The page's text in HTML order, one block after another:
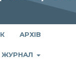
АРХІВ
ЖУРНАЛ